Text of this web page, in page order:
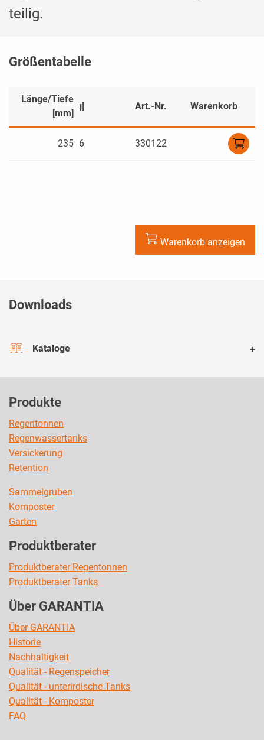
teilig.
Größentabelle
Länge/Tiefe
[mm]
235
Gewicht [kg] Art.-Nr. Warenkorb
0,06 330122
Warenkorb anzeigen
Downloads
Kataloge
Produkte
Regentonnen
Regenwassertanks
Versickerung
Retention
Sammelgruben
Komposter
Garten
Produktberater
Produktberater Regentonnen
Produktberater Tanks
Über GARANTIA
Über GARANTIA
Historie
Nachhaltigkeit
Qualität - Regenspeicher
Qualität - unterirdische Tanks
Qualität - Komposter
FAQ